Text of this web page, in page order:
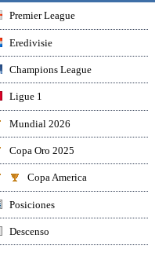
Premier League
Eredivisie
Champions League
Ligue 1
Mundial 2026
Copa Oro 2025
Copa America
Posiciones
Descenso